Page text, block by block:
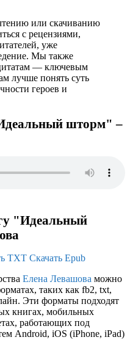
или скачиванию
с рецензиями,
уже
Мы также
— ключевым
лучше понять суть
героев и
шторм" –
"Идеальный
TXT Скачать Epub
Елена Левашова можно
таких как fb2, txt,
Эти форматы подходят
книгах, мобильных
работающих под
Android, iOS (iPhone, iPad)